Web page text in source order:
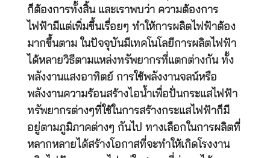
ก็ต้องการทั้งสิ้น และเราพบว่า ความต้องการ
ไฟฟ้ามีแต่เพิ่มขึ้นเรื่อยๆ ทำให้การผลิตไฟฟ้าต้อง
มากขึ้นตาม ในปัจจุบันมีเทคโนโลยีการผลิตไฟฟ้า
ได้หลายวิธีตามแหล่งทรัพยากรที่แตกต่างกัน ทั้ง
พลังงานแสงอาทิตย์ การใช้พลังงานจลน์หรือ
พลังงานความร้อนสร้างไอน้ำเพื่อปั่นกระแสไฟฟ้า
ทรัพยากรต่างๆที่ใช้ในการสร้างกระแสไฟฟ้าก็มี
อยู่ตามภูมิภาคต่างๆ กันไป ทางเลือกในการผลิตที่
หลากหลายได้สร้างโอกาสที่จะทำให้เกิดโรงงาน